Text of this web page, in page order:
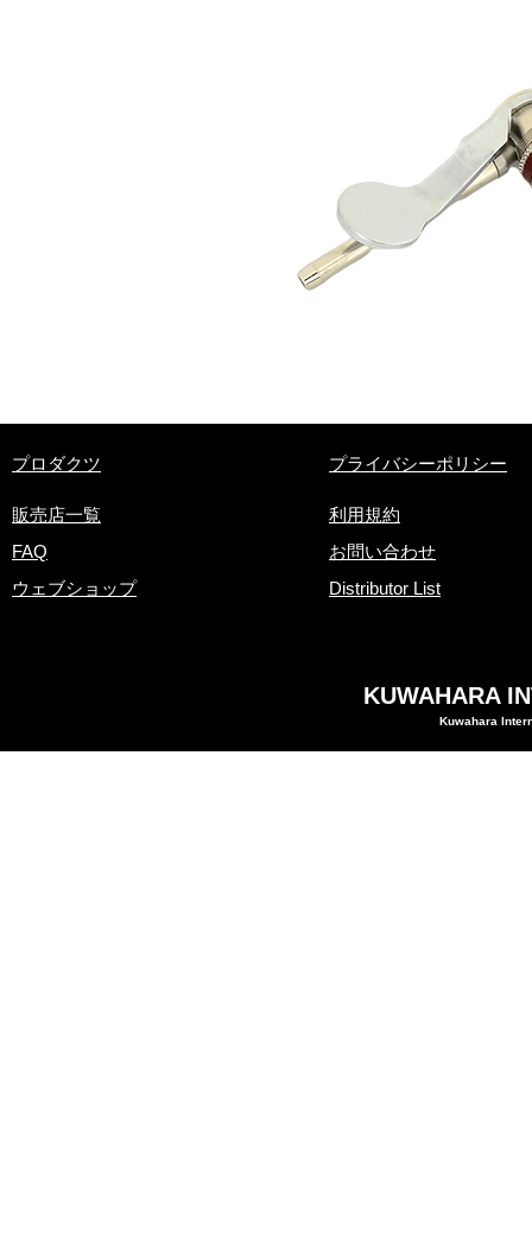
​プロダクツ
販売店一覧
FAQ
ウェブショップ
プライバシーポリシー
利用規約
お問い合わせ
Distributor List
Kuwahara
KUWAHARA